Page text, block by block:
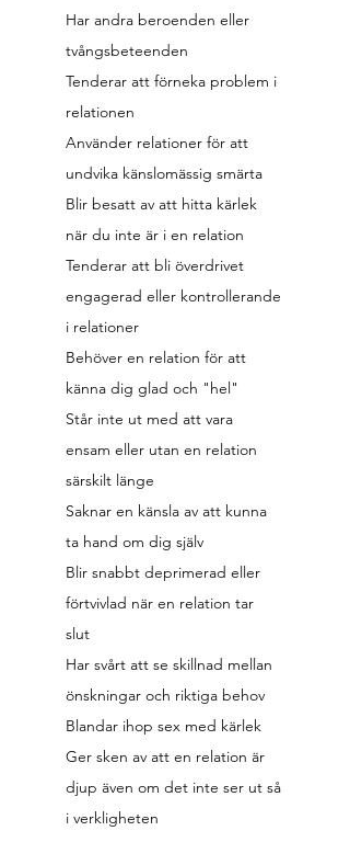
Har andra beroenden eller
tvångsbeteenden
Tenderar att förneka problem i
relationen
Använder relationer för att
undvika känslomässig smärta
Blir besatt av att hitta kärlek
när du inte är i en relation
Tenderar att bli överdrivet
engagerad eller kontrollerande
i relationer
Behöver en relation för att
känna dig glad och "hel"
Står inte ut med att vara
ensam eller utan en relation
särskilt länge
Saknar en känsla av att kunna
ta hand om dig själv
Blir snabbt deprimerad eller
förtvivlad när en relation tar
slut
Har svårt att se skillnad mellan
önskningar och riktiga behov
Blandar ihop sex med kärlek
Ger sken av att en relation är
djup även om det inte ser ut så
i verkligheten